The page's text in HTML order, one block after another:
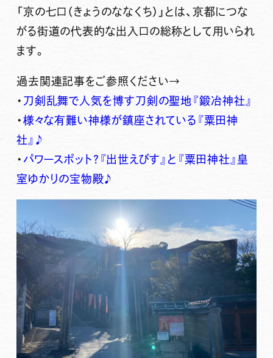
「京の七口 （きょうのななくち）」とは、京都につな
がる街道の代表的な出入口の総称として用いられ
ます。
過去関連記事をご参照ください→
・ 刀剣乱舞で人気を博す刀剣の聖地『鍛冶神社』
・ 様々な有難い神様が鎮座されている『粟田神
社』♪
・ パワースポット?『出世えびす』と『粟田神社』皇
室ゆかりの宝物殿♪